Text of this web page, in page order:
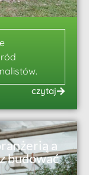
czytaj
a
budować